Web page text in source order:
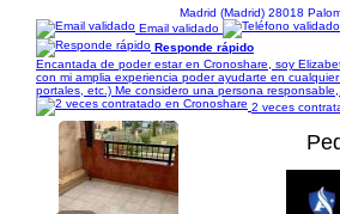
Madrid (Madrid) 28018
Email validado
Responde rápido
Encantada de poder estar en Cronoshare, soy
con mi amplia experiencia poder ayudarte en
portales, etc.) Me considero una persona
2 veces